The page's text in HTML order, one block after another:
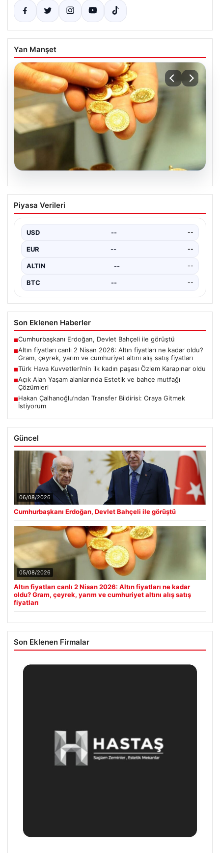
Yan Manşet
Altın fiyatları canlı 2 Nisan 2026: Altın
fiyatları ne kadar oldu? Gram, çeyrek,
fiyatları
Piyasa Verileri
USD -- --
EUR -- --
ALTIN -- --
BTC -- --
Son Eklenen Haberler
■Cumhurbaşkanı Erdoğan, Devlet Bahçeli ile görüştü
■Altın fiyatları canlı 2 Nisan 2026: Altın fiyatları ne kadar oldu?
Gram, çeyrek, yarım ve cumhuriyet altını alış satış fiyatları
■Türk Hava Kuvvetleri’nin ilk kadın paşası Özlem Karapınar oldu
■Açık Alan Yaşam alanlarında Estetik ve bahçe mutfağı
Çözümleri
■Hakan Çalhanoğlu’ndan Transfer Bildirisi: Oraya Gitmek
İstiyorum
Güncel
06/08/2026
Cumhurbaşkanı Erdoğan, Devlet Bahçeli ile görüştü
05/08/2026
Altın fiyatları canlı 2 Nisan 2026: Altın fiyatları ne kadar
oldu? Gram, çeyrek, yarım ve cumhuriyet altını alış satış
fiyatları
Son Eklenen Firmalar